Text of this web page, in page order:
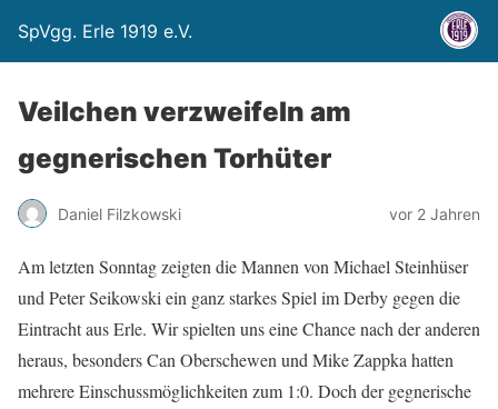
SpVgg. Erle 1919 e.V.
Veilchen verzweifeln am
gegnerischen Torhüter
Daniel Filzkowski vor 2 Jahren
Am letzten Sonntag zeigten die Mannen von Michael Steinhüser
und Peter Seikowski ein ganz starkes Spiel im Derby gegen die
Eintracht aus Erle. Wir spielten uns eine Chance nach der anderen
heraus, besonders Can Oberschewen und Mike Zappka hatten
mehrere Einschussmöglichkeiten zum 1:0. Doch der gegnerische